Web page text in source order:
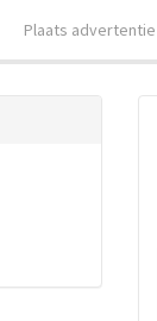
Plaats advertentie